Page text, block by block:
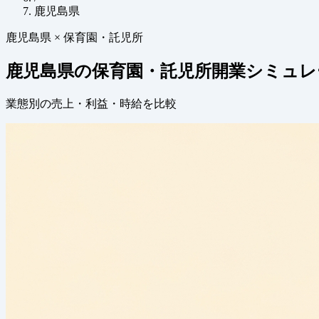
鹿児島県
鹿児島県 × 保育園・託児所
鹿児島県の保育園・託児所開業シミュ
業態別の売上・利益・時給を比較